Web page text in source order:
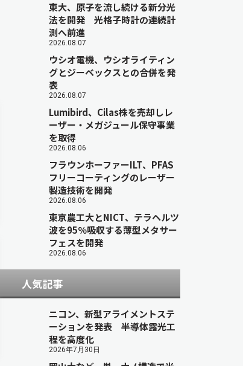
東大、原子を流し続ける新分光
法を開発 光格子時計の連続計
測へ前進
2026.08.07
ウシオ電機、ウシオライティン
グとジーベックスとの合併を発
表
2026.08.07
Lumibird、Cilas株を売却しレ
ーザー・メガジュール保守事業
を取得
2026.08.06
フラウンホーファーILT、PFAS
フリーコーティングのレーザー
製造技術を開発
2026.08.06
東京農工大とNICT、テラヘルツ
波を95％吸収する薄型メタサー
フェスを開発
2026.08.06
人気記事
ニコン、新型アライメントステ
ーションを発表 半導体露光工
程を高度化
2026年7月30日